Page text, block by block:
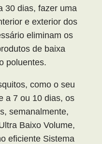
30 dias, fazer uma
e exterior dos
eliminam os
de baixa
poluentes.
como o seu
a 7 ou 10 dias, os
semanalmente,
Baixo Volume,
eficiente Sistema